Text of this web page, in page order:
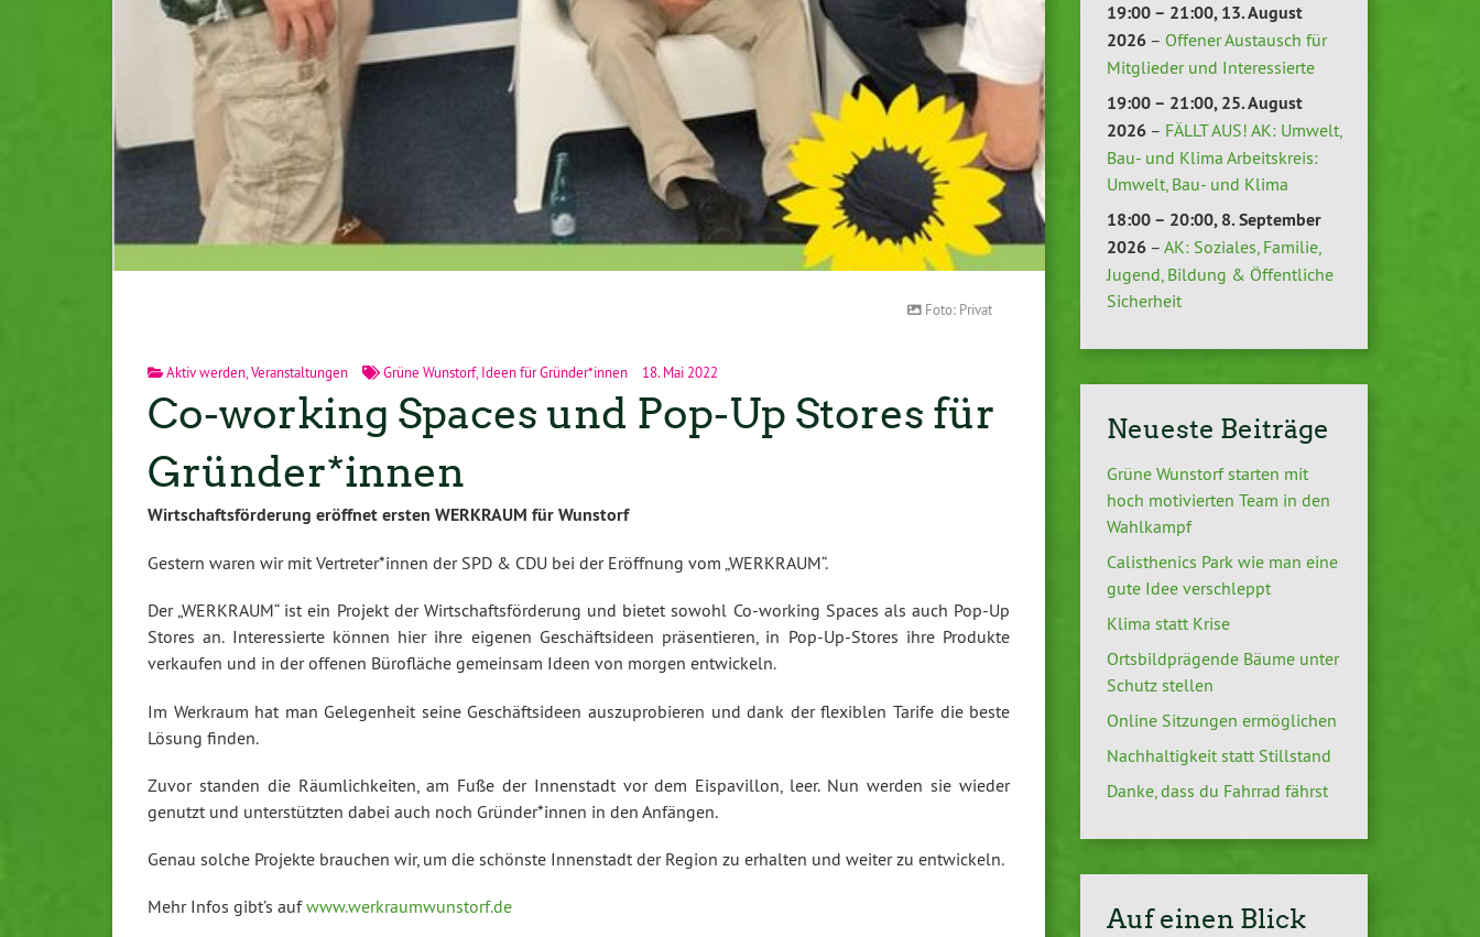
Foto: Privat
Aktiv werden Veranstaltungen Grüne Wunstorf, Ideen für Gründer*innen 18. Mai 2022
Co-working Spaces und Pop-Up Stores für
Gründer*innen
Wirtschaftsförderung eröffnet ersten WERKRAUM für Wunstorf
Gestern waren wir mit Vertreter*innen der SPD & CDU bei der Eröffnung vom „WERKRAUM“.
Der „WERKRAUM“ ist ein Projekt der Wirtschaftsförderung und bietet sowohl Co-working Spaces als auch Pop-Up
Stores an. Interessierte können hier ihre eigenen Geschäftsideen präsentieren, in Pop-Up-Stores ihre Produkte
verkaufen und in der offenen Bürofläche gemeinsam Ideen von morgen entwickeln.
Im Werkraum hat man Gelegenheit seine Geschäftsideen auszuprobieren und dank der flexiblen Tarife die beste
Lösung finden.
Zuvor standen die Räumlichkeiten, am Fuße der Innenstadt vor dem Eispavillon, leer. Nun werden sie wieder
genutzt und unterstützten dabei auch noch Gründer*innen in den Anfängen.
Genau solche Projekte brauchen wir, um die schönste Innenstadt der Region zu erhalten und weiter zu entwickeln.
Mehr Infos gibt’s aufwww.werkraumwunstorf.de
19:00 – 21:00,13. August
2026– Offener Austausch für
Mitglieder und Interessierte
19:00 – 21:00,25. August
2026– FÄLLT AUS! AK: Umwelt,
Bau- und Klima Arbeitskreis:
Umwelt, Bau- und Klima
18:00 – 20:00,8. September
2026– AK: Soziales, Familie,
Jugend, Bildung & Öffentliche
Sicherheit
Neueste Beiträge
Grüne Wunstorf starten mit
hoch motivierten Team in den
Wahlkampf
Calisthenics Park wie man eine
gute Idee verschleppt
Klima statt Krise
Ortsbildprägende Bäume unter
Schutz stellen
Online Sitzungen ermöglichen
Nachhaltigkeit statt Stillstand
Danke, dass du Fahrrad fährst
Auf einen Blick